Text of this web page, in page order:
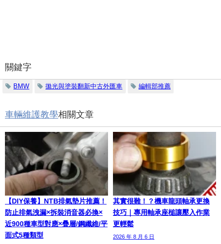
關鍵字
BMW 拋光與塗裝翻新中古外匯車 編輯部推薦
車輛維護教學相關文章
【DIY保養】NTB排氣墊片推薦！
防止排氣洩漏×拆裝消音器必換×
近900種車型對應×疊層/鋼纖維/平
面式5種類型
其實很難！？機車龍頭軸承更換
技巧｜專用軸承座槌讓壓入作業
更輕鬆
2026 年 8 月 6 日